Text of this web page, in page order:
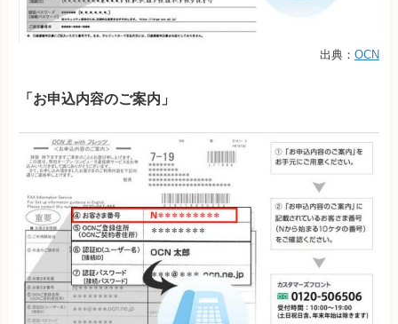
出典： OCN
「お申込内容のご案内」